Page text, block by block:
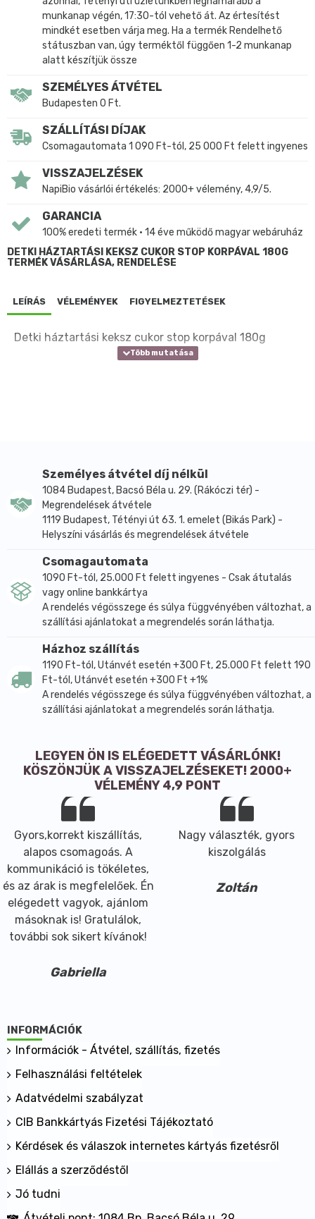
munkanap végén, 17:30-tól vehető át. Az értesítést
mindkét esetben várja meg. Ha a termék Rendelhető
státuszban van, úgy terméktől függően 1-2 munkanap
alatt készítjük össze
SZEMÉLYES ÁTVÉTEL
Budapesten 0 Ft.
SZÁLLÍTÁSI DÍJAK
Csomagautomata 1 090 Ft-tól, 25 000 Ft felett ingyenes
VISSZAJELZÉSEK
NapiBio vásárlói értékelés: 2000+ vélemény, 4,9/5.
GARANCIA
100% eredeti termék • 14 éve működő magyar webáruház
DETKI HÁZTARTÁSI KEKSZ CUKOR STOP KORPÁVAL 180G
TERMÉK VÁSÁRLÁSA, RENDELÉSE
LEÍRÁS VÉLEMÉNYEK FIGYELMEZTETÉSEK
Detki háztartási keksz cukor stop korpával 180g
Személyes átvétel díj nélkül
1084 Budapest, Bacsó Béla u. 29. (Rákóczi tér) -
Megrendelések átvétele
1119 Budapest, Tétényi út 63. 1. emelet (Bikás Park) -
Helyszíni vásárlás és megrendelések átvétele
Csomagautomata
1090 Ft-tól, 25.000 Ft felett ingyenes - Csak átutalás
vagy online bankkártya
A rendelés végösszege és súlya függvényében változhat, a
szállítási ajánlatokat a megrendelés során láthatja.
Házhoz szállítás
1190 Ft-tól, Utánvét esetén +300 Ft, 25.000 Ft felett 190
Ft-tól, Utánvét esetén +300 Ft +1%
A rendelés végösszege és súlya függvényében változhat, a
szállítási ajánlatokat a megrendelés során láthatja.
LEGYEN ÖN IS ELÉGEDETT VÁSÁRLÓNK!
KÖSZÖNJÜK A VISSZAJELZÉSEKET! 2000+
VÉLEMÉNY 4,9 PONT
Gyors,korrekt kiszállítás,
alapos csomagoás. A
kommunikáció is tökéletes,
és az árak is megfelelőek. Én
elégedett vagyok, ajánlom
másoknak is! Gratulálok,
további sok sikert kívánok!
Gabriella
Nagy választék, gyors
kiszolgálás
Zoltán
INFORMÁCIÓK
Információk - Átvétel, szállítás, fizetés
Felhasználási feltételek
Adatvédelmi szabályzat
CIB Bankkártyás Fizetési Tájékoztató
Kérdések és válaszok internetes kártyás fizetésről
Elállás a szerződéstől
Jó tudni